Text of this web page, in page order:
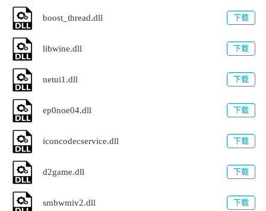
boost_thread.dll 下载
libwine.dll 下载
netui1.dll 下载
ep0noe04.dll 下载
iconcodecservice.dll 下载
d2game.dll 下载
smbwmiv2.dll 下载